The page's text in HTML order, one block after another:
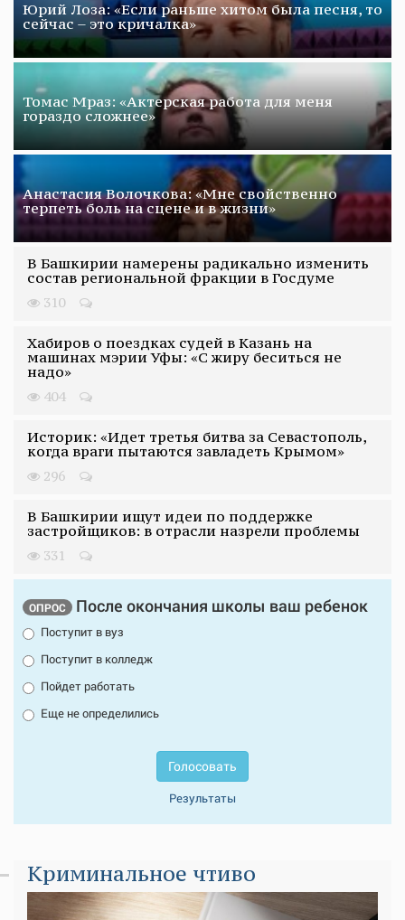
Юрий Лоза: «Если раньше хитом была песня, то
сейчас – это кричалка»
Томас Мраз: «Актерская работа для меня
гораздо сложнее»
Анастасия Волочкова: «Мне свойственно
терпеть боль на сцене и в жизни»
В Башкирии намерены радикально изменить
состав региональной фракции в Госдуме
310
Хабиров о поездках судей в Казань на
машинах мэрии Уфы: «С жиру беситься не
надо»
404
Историк: «Идет третья битва за Севастополь,
когда враги пытаются завладеть Крымом»
296
В Башкирии ищут идеи по поддержке
застройщиков: в отрасли назрели проблемы
331
ОПРОС После окончания школы ваш ребенок
Поступит в вуз
Поступит в колледж
Пойдет работать
Еще не определились
Голосовать
Результаты
Криминальное чтиво